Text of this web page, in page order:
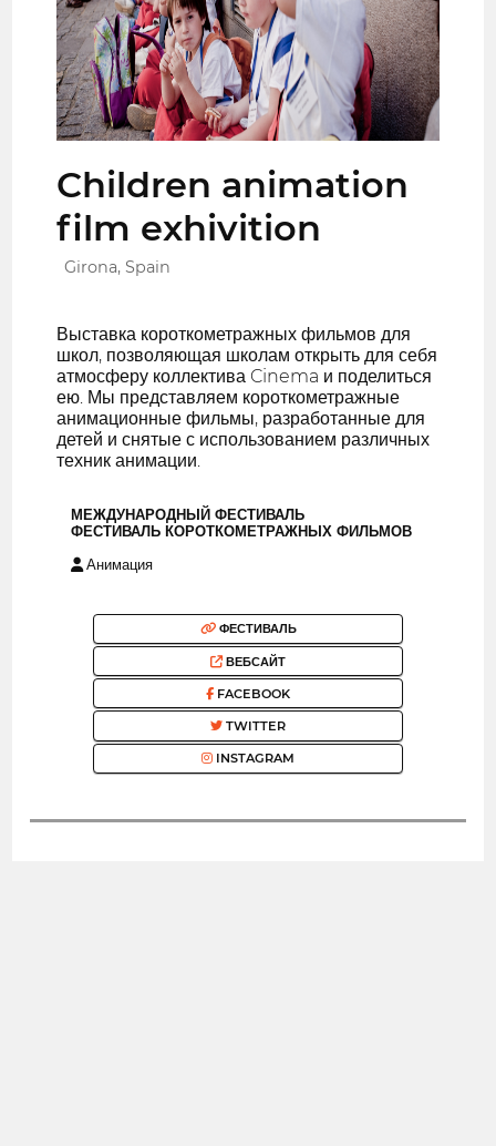
Children animation
film exhivition
Girona, Spain
Выставка короткометражных фильмов для
школ, позволяющая школам открыть для себя
атмосферу коллектива Cinema и поделиться
ею. Мы представляем короткометражные
анимационные фильмы, разработанные для
детей и снятые с использованием различных
техник анимации.
МЕЖДУНАРОДНЫЙ ФЕСТИВАЛЬ
ФЕСТИВАЛЬ КОРОТКОМЕТРАЖНЫХ ФИЛЬМОВ
Анимация
ФЕСТИВАЛЬ
ВЕБСАЙТ
FACEBOOK
TWITTER
INSTAGRAM